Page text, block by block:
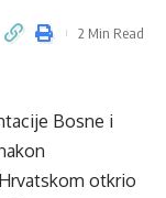
2 Min Read
Bosne i
otkrio